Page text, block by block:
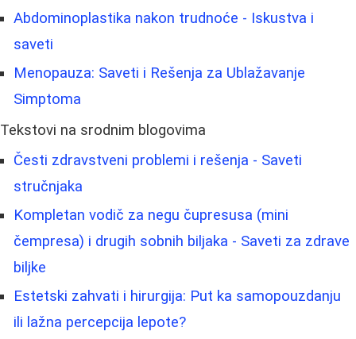
Abdominoplastika nakon trudnoće - Iskustva i
saveti
Menopauza: Saveti i Rešenja za Ublažavanje
Simptoma
Tekstovi na srodnim blogovima
Česti zdravstveni problemi i rešenja - Saveti
stručnjaka
Kompletan vodič za negu čupresusa (mini
čempresa) i drugih sobnih biljaka - Saveti za zdrave
biljke
Estetski zahvati i hirurgija: Put ka samopouzdanju
ili lažna percepcija lepote?